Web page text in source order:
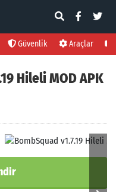
Güvenlik Araçlar
Hileli MOD APK